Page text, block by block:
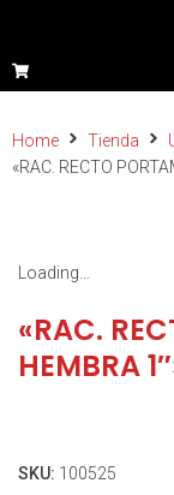
Home Tienda
«RAC. RECTO
Loading...
«RAC.
HEMBRA
SKU: 100525